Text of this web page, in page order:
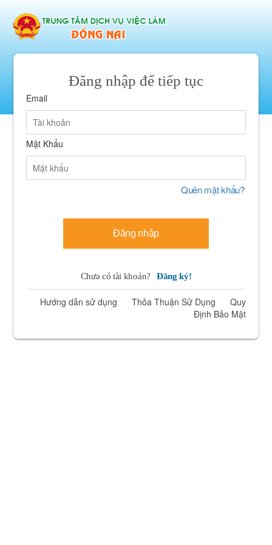
Đăng nhập để tiếp tục
Email
Mật Khẩu
Quên mật khẩu?
Đăng nhập
Chưa có tài khoản? Đăng ký!
Hướng dẫn sử dụng Thỏa Thuận Sử Dụng
Quy
Định Bảo Mật